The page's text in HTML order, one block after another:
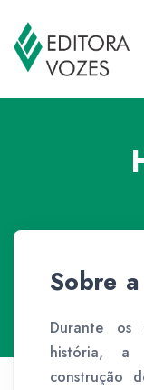
Sobre
Durante
história, a
construção